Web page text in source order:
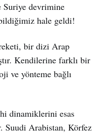
Suriye devrimine
hale geldi!
bir dizi Arap
Kendilerine farklı bir
ve yönteme bağlı
dinamiklerini esas
Suudi Arabistan, Körfez